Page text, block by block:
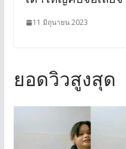
11 มิถุนายน 2023
ยอดวิวสูงสุด